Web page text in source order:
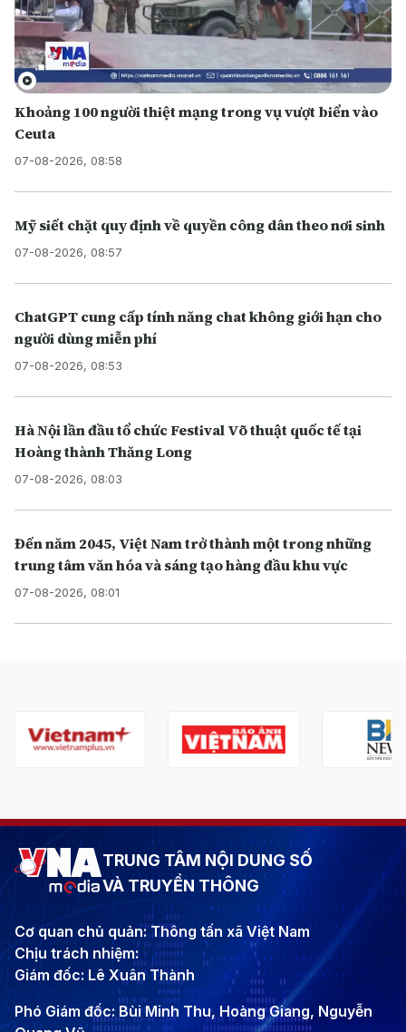
Khoảng 100 người thiệt mạng trong vụ vượt biển vào
Ceuta
07-08-2026, 08:58
Mỹ siết chặt quy định về quyền công dân theo nơi sinh
07-08-2026, 08:57
ChatGPT cung cấp tính năng chat không giới hạn cho
người dùng miễn phí
07-08-2026, 08:53
Hà Nội lần đầu tổ chức Festival Võ thuật quốc tế tại
Hoàng thành Thăng Long
07-08-2026, 08:03
Đến năm 2045, Việt Nam trở thành một trong những
trung tâm văn hóa và sáng tạo hàng đầu khu vực
07-08-2026, 08:01
TRUNG TÂM NỘI DUNG SỐ
VÀ TRUYỀN THÔNG
Cơ quan chủ quản: Thông tấn xã Việt Nam
Chịu trách nhiệm:
Giám đốc: Lê Xuân Thành
Phó Giám đốc: Bùi Minh Thu, Hoàng Giang, Nguyễn